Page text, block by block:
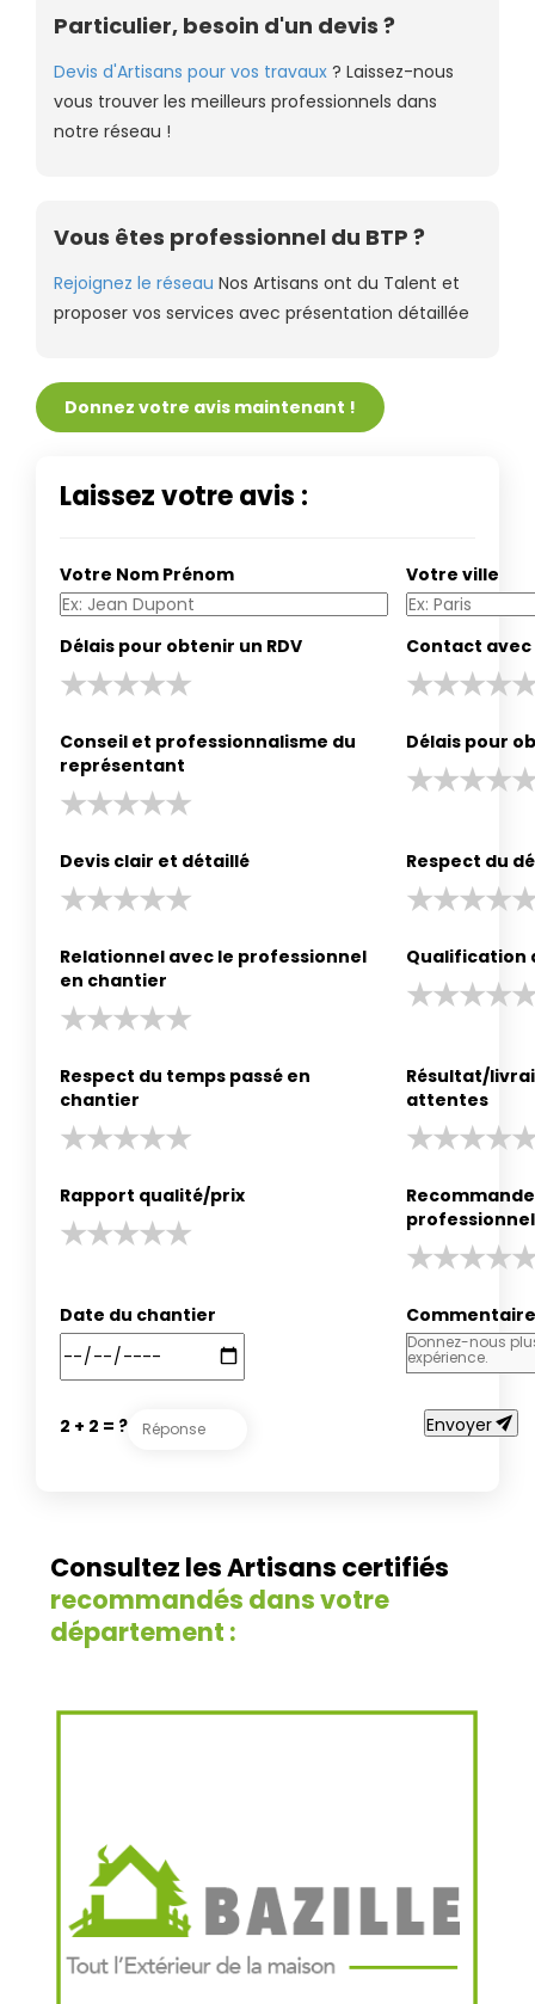
Particulier, besoin d'un devis ?
Devis d'Artisans pour vos travaux ? Laissez-nous
vous trouver les meilleurs professionnels dans
notre réseau !
Vous êtes professionnel du BTP ?
Rejoignez le réseau Nos Artisans ont du Talent et
proposer vos services avec présentation détaillée
Donnez votre avis maintenant !
Laissez votre avis :
Votre Nom Prénom Votre ville
Délais pour obtenir un RDV Contact
Conseil et professionnalisme du
représentant
Délais pour
Devis clair et détaillé Respect du
Relationnel avec le professionnel
en chantier
Qualification
Respect du temps passé en
chantier
Résultat/
attentes
Rapport qualité/prix
professionnel
Date du chantier Commentaire
2 + 2 = ? Envoyersend
Consultez les Artisans certifiés
recommandés dans votre
département :